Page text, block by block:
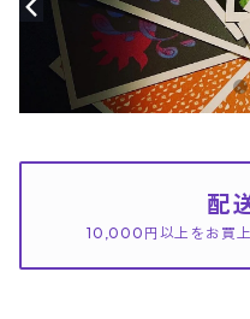
配
10,000円以上をお買上